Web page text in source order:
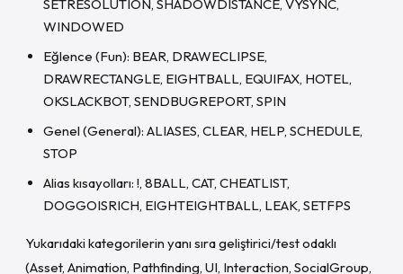
SETRESOLUTION, SHADOWDISTANCE, VYSYNC,
WINDOWED
Eğlence (Fun): BEAR, DRAWECLIPSE,
DRAWRECTANGLE, EIGHTBALL, EQUIFAX, HOTEL,
OKSLACKBOT, SENDBUGREPORT, SPIN
Genel (General): ALIASES, CLEAR, HELP, SCHEDULE,
STOP
Alias kısayolları: !, 8BALL, CAT, CHEATLIST,
DOGGOISRICH, EIGHTEIGHTBALL, LEAK, SETFPS
Yukarıdaki kategorilerin yanı sıra geliştirici/test odaklı
(Asset, Animation, Pathfinding, UI, Interaction, SocialGroup,